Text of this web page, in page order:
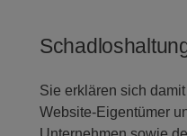
Sie erklären sich
Website-Eigentümer